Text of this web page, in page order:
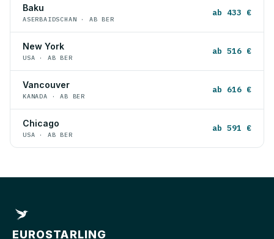
Baku
ASERBAIDSCHAN · AB BER
ab 433 €
New York
USA · AB BER
ab 516 €
Vancouver
KANADA · AB BER
ab 616 €
Chicago
USA · AB BER
ab 591 €
EUROSTARLING